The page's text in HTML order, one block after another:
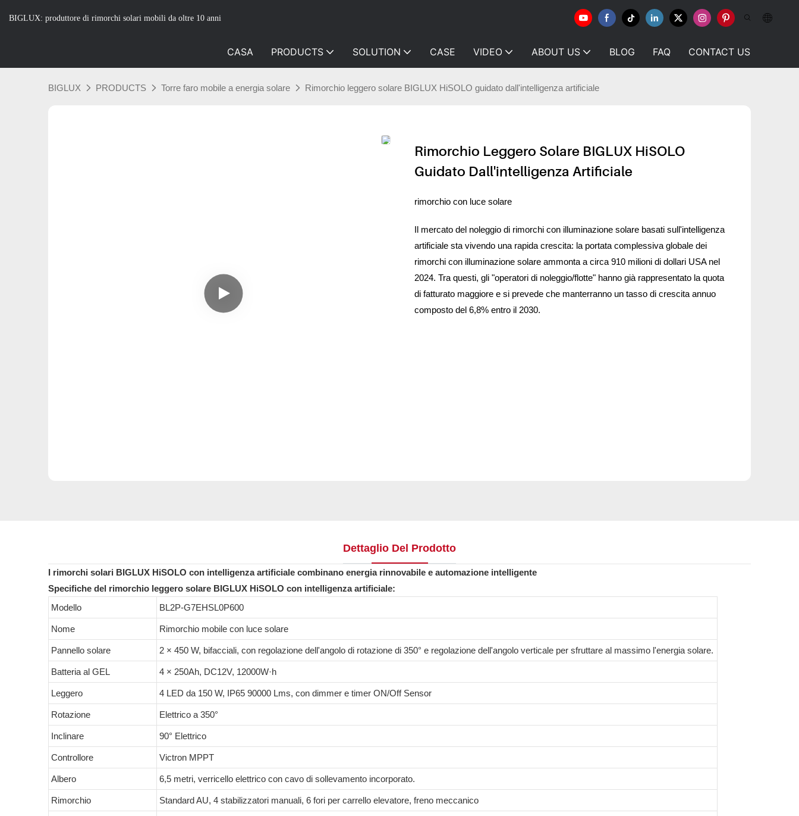
BIGLUX: produttore di rimorchi solari mobili da oltre 10 anni
CASA PRODUCTS SOLUTION CASE VIDEO ABOUT US BLOG FAQ CONTACT US
BIGLUX PRODUCTS Torre faro mobile a energia solare Rimorchio leggero solare BIGLUX HiSOLO guidato dall'intelligenza artificiale
Rimorchio Leggero Solare BIGLUX HiSOLO
Guidato Dall'intelligenza Artificiale
rimorchio con luce solare
Il mercato del noleggio di rimorchi con illuminazione solare basati sull'intelligenza
artificiale sta vivendo una rapida crescita: la portata complessiva globale dei
rimorchi con illuminazione solare ammonta a circa 910 milioni di dollari USA nel
2024. Tra questi, gli "operatori di noleggio/flotte" hanno già rappresentato la quota
di fatturato maggiore e si prevede che manterranno un tasso di crescita annuo
composto del 6,8% entro il 2030.
Dettaglio Del Prodotto
I rimorchi solari BIGLUX HiSOLO con intelligenza artificiale combinano energia rinnovabile e automazione intelligente
Specifiche del rimorchio leggero solare BIGLUX HiSOLO con intelligenza artificiale:
Modello
BL2P-G7EHSL0P600
Nome Rimorchio mobile con luce solare
Pannello solare 2 × 450 W, bifacciali, con regolazione dell'angolo di rotazione di 350° e regolazione dell'angolo verticale per sfruttare al massimo l'energia solare.
Batteria al GEL 4 × 250Ah, DC12V, 12000W·h
Leggero 4 LED da 150 W, IP65 90000 Lms, con dimmer e timer ON/Off Sensor
Rotazione Elettrico a 350°
Inclinare 90° Elettrico
Controllore Victron MPPT
Albero 6,5 metri, verricello elettrico con cavo di sollevamento incorporato.
Rimorchio Standard AU, 4 stabilizzatori manuali, 6 fori per carrello elevatore, freno meccanico